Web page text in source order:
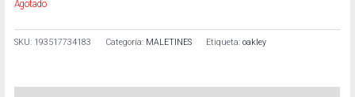
Agotado
SKU: 193517734183 Categoría: MALETINES Etiqueta:oakley